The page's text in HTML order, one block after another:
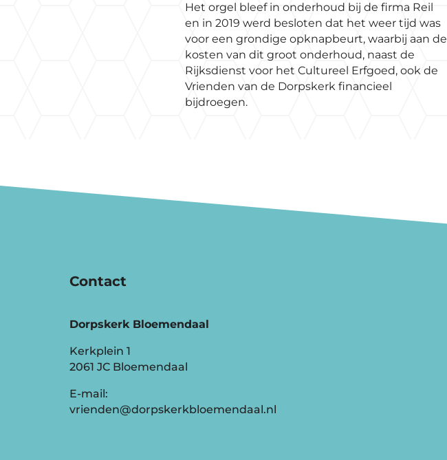
Het orgel bleef in onderhoud bij de firma Reil
en in 2019 werd besloten dat het weer tijd was
voor een grondige opknapbeurt, waarbij aan de
kosten van dit groot onderhoud, naast de
Rijksdienst voor het Cultureel Erfgoed, ook de
Vrienden van de Dorpskerk financieel
bijdroegen.
Contact
Dorpskerk Bloemendaal
Kerkplein 1
2061 JC Bloemendaal
E-mail:
vrienden@dorpskerkbloemendaal.nl